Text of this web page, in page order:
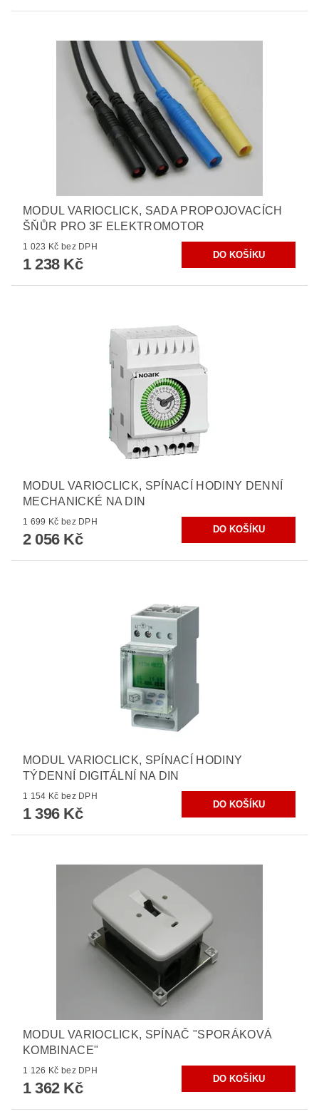
MODUL VARIOCLICK, SADA PROPOJOVACÍCH
ŠŇŮR PRO 3F ELEKTROMOTOR
1 023 Kč bez DPH
1 238 Kč
MODUL VARIOCLICK, SPÍNACÍ HODINY DENNÍ
MECHANICKÉ NA DIN
1 699 Kč bez DPH
2 056 Kč
MODUL VARIOCLICK, SPÍNACÍ HODINY
TÝDENNÍ DIGITÁLNÍ NA DIN
1 154 Kč bez DPH
1 396 Kč
MODUL VARIOCLICK, SPÍNAČ "SPORÁKOVÁ
KOMBINACE"
1 126 Kč bez DPH
1 362 Kč